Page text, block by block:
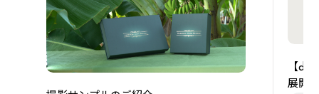
【
展開